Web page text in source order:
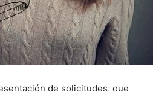
de solicitudes, que